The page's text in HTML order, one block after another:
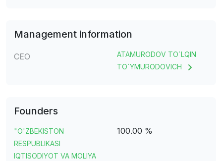
Management information
CEO
ATAMURODOV TO`LQIN
TO`YMURODOVICH
Founders
"O'ZBEKISTON
RESPUBLIKASI
IQTISODIYOT VA MOLIYA
100.00 %